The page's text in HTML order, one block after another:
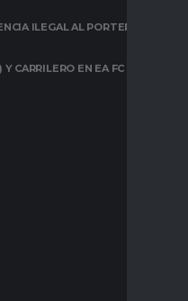
ILEGAL AL PORTERO EN
CARRILERO EN EA FC 26: